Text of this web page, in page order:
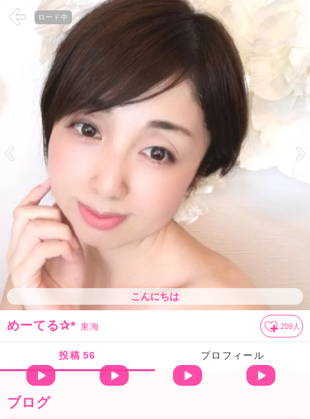
ロード中
こんにちは
めーてる✰* 東海 209 人
投稿 56 プロフィール
ブログ